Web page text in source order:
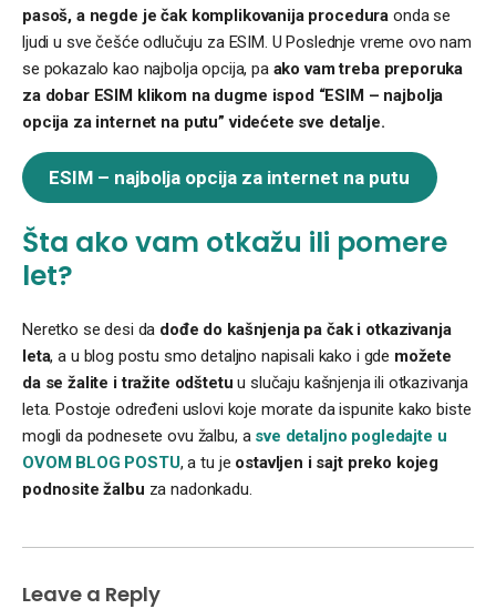
pasoš, a negde je čak komplikovanija procedura onda se
ljudi u sve češće odlučuju za ESIM. U Poslednje vreme ovo nam
se pokazalo kao najbolja opcija, pa ako vam treba preporuka
za dobar ESIM klikom na dugme ispod “ESIM – najbolja
opcija za internet na putu” videćete sve detalje.
ESIM – najbolja opcija za internet na putu
Šta ako vam otkažu ili pomere
let?
Neretko se desi da dođe do kašnjenja pa čak i otkazivanja
leta, a u blog postu smo detaljno napisali kako i gde možete
da se žalite i tražite odštetuu slučaju kašnjenja ili otkazivanja
leta. Postoje određeni uslovi koje morate da ispunite kako biste
mogli da podnesete ovu žalbu, a sve detaljno pogledajte u
OVOM BLOG POSTU, a tu je ostavljen i sajt preko kojeg
podnosite žalbu za nadonkadu.
Leave a Reply